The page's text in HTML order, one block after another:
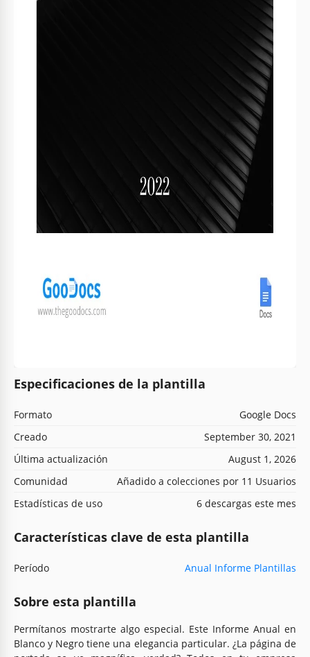
Especificaciones de la plantilla
Formato
Google Docs
Creado
September 30, 2021
Última actualización
August 1, 2026
Comunidad
Añadido a colecciones por 11 Usuarios
Estadísticas de uso
6 descargas este mes
Características clave de esta plantilla
Período Anual Informe Plantillas
Sobre esta plantilla
Permítanos mostrarte algo especial. Este Informe Anual en
Blanco y Negro tiene una elegancia particular. ¿La página de